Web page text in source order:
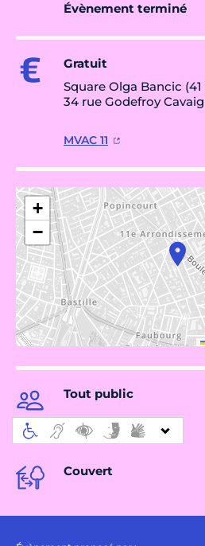
Évènement terminé
Gratuit
Square Olga Bancic
34 rue Godefroy
MVAC 11
+
−
Tout public
Couvert